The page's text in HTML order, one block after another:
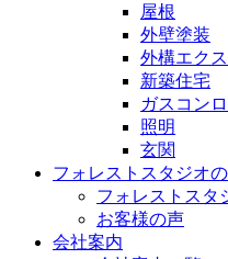
屋根
外壁塗装
外構エク
新築住宅
ガスコン
照明
玄関
フォレストスタジオ
フォレストスタ
お客様の声
会社案内